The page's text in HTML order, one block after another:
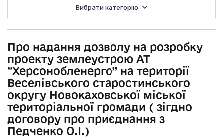
Вибрати категорію
Про надання дозволу на розробку
проекту землеустрою АТ
“Херсонобленерго” на території
Веселівського старостинського
округу Новокаховської міської
територіальної громади ( зігдно
договору про приєднання з
Педченко О.І.)